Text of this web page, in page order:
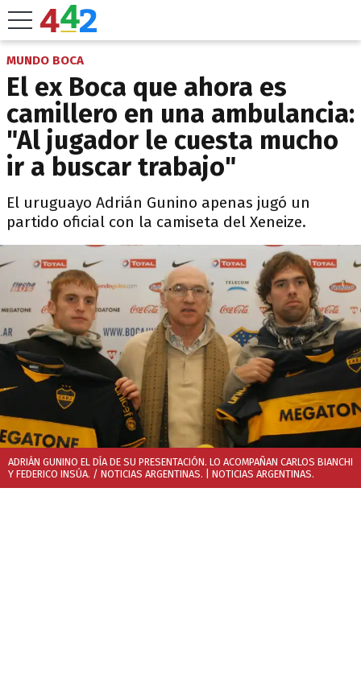
MUNDO BOCA
El ex Boca que ahora es
camillero en una ambulancia:
"Al jugador le cuesta mucho
ir a buscar trabajo"
El uruguayo Adrián Gunino apenas jugó un
partido oficial con la camiseta del Xeneize.
ADRIÁN GUNINO EL DÍA DE SU PRESENTACIÓN. LO ACOMPAÑAN CARLOS BIANCHI
Y FEDERICO INSÚA. / NOTICIAS ARGENTINAS. | NOTICIAS ARGENTINAS.